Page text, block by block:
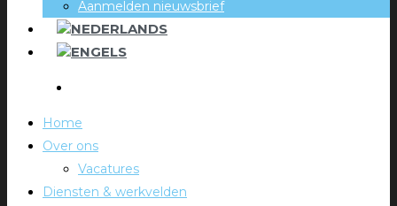
Aanmelden nieuwsbrief
Home
Over ons
Vacatures
Diensten & werkvelden